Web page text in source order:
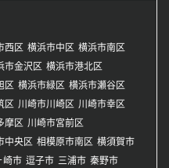
西区 横浜市中区 横浜市南区
市金沢区 横浜市港北区
区 横浜市緑区 横浜市瀬谷区
区 川崎市川崎区 川崎市幸区
摩区 川崎市宮前区
中央区 相模原市南区 横須賀市
崎市 逗子市 三浦市 秦野市